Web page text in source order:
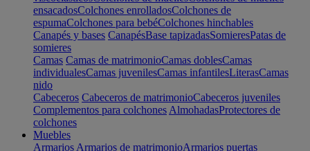
ensacadosColchones enrolladosColchones de
espumaColchones para bebéColchones hinchables
Canapés y bases CanapésBase tapizadasSomieresPatas de
somieres
Camas Camas de matrimonioCamas doblesCamas
individualesCamas juvenilesCamas infantilesLiterasCamas
nido
Cabeceros Cabeceros de matrimonioCabeceros juveniles
Complementos para colchones AlmohadasProtectores de
colchones
Muebles
Armarios Armarios de matrimonioArmarios puertas